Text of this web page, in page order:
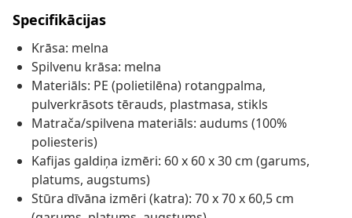
Specifikācijas
Krāsa: melna
Spilvenu krāsa: melna
Materiāls: PE (polietilēna) rotangpalma,
pulverkrāsots tērauds, plastmasa, stikls
Matrača/spilvena materiāls: audums (100%
poliesteris)
Kafijas galdiņa izmēri: 60 x 60 x 30 cm (garums,
platums, augstums)
Stūra dīvāna izmēri (katra): 70 x 70 x 60,5 cm